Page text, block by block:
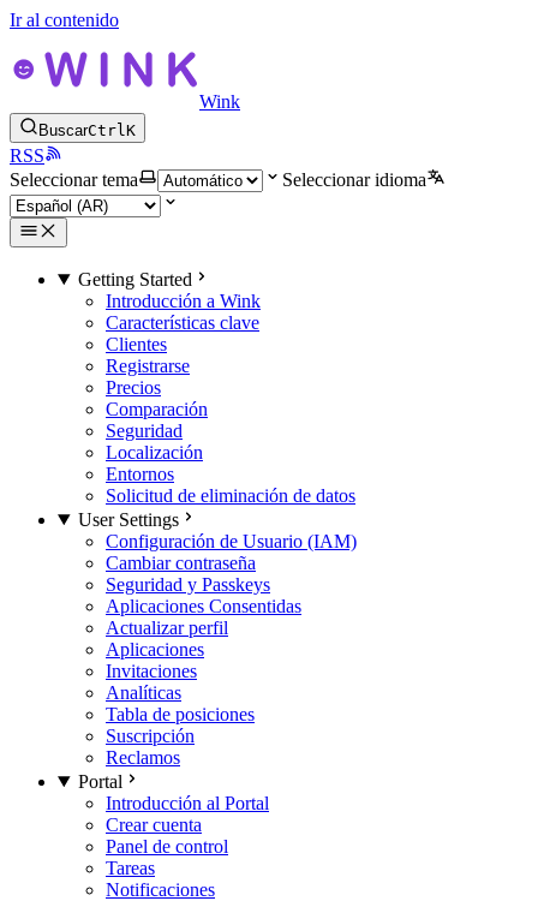
Ir al contenido
Wink
BuscarCtrlK
RSS
Seleccionar tema
Seleccionar idioma
Getting Started
Introducción a Wink
Características clave
Clientes
Registrarse
Precios
Comparación
Seguridad
Localización
Entornos
Solicitud de eliminación de datos
User Settings
Configuración de Usuario (IAM)
Cambiar contraseña
Seguridad y Passkeys
Aplicaciones Consentidas
Actualizar perfil
Aplicaciones
Invitaciones
Analíticas
Tabla de posiciones
Suscripción
Reclamos
Portal
Introducción al Portal
Crear cuenta
Panel de control
Tareas
Notificaciones